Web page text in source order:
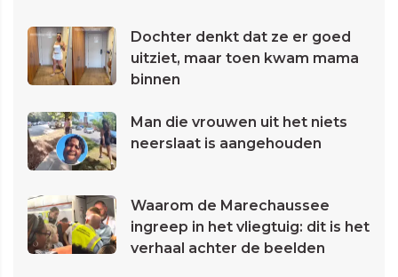
Dochter denkt dat ze er goed
uitziet, maar toen kwam mama
binnen
Man die vrouwen uit het niets
neerslaat is aangehouden
Waarom de Marechaussee
ingreep in het vliegtuig: dit is het
verhaal achter de beelden